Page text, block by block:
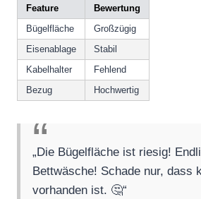
Feature
Bewertung
Bügelfläche
Großzügig
Eisenablage
Stabil
Kabelhalter
Fehlend
Bezug
Hochwertig
„Die Bügelfläche ist riesig!
Bettwäsche! Schade nur, dass
vorhanden ist. 🤔“